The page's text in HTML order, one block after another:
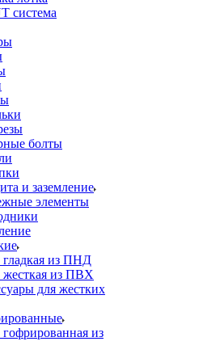
система
болты
и заземление
элементы
гладкая из ПНД
жесткая из ПВХ
для жестких
гофрированная из